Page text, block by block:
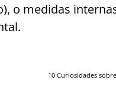
o medidas
10 Curiosidades